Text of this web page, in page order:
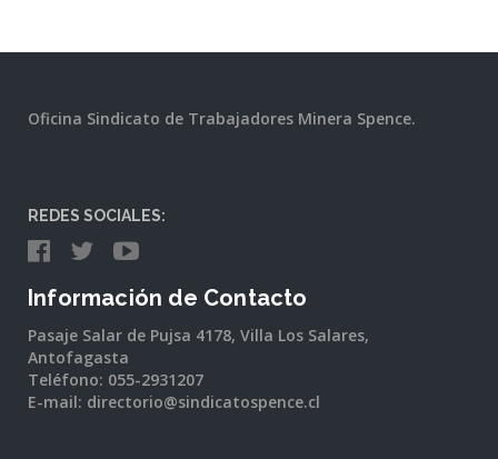
Oficina Sindicato de Trabajadores Minera Spence.
REDES SOCIALES:
Información de Contacto
Pasaje Salar de Pujsa 4178, Villa Los Salares,
Antofagasta
Teléfono: 055-2931207
E-mail: directorio@sindicatospence.cl